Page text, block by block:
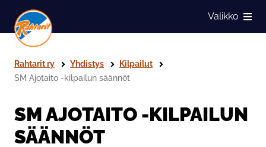
Siirry sivun sisältöön
Näytä
Valikko
Rahtarit ry Yhdistys
Kilpailut
SM Ajotaito -kilpailun säännöt
SM AJOTAITO -KILPAILUN
SÄÄNNÖT